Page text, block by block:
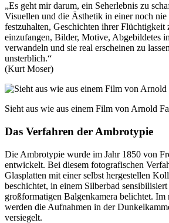
„Es geht mir darum, ein Seherlebnis zu
Visuellen und die Ästhetik in einer noch nie
festzuhalten, Geschichten ihrer Flüchtigkeit
einzufangen, Bilder, Motive, Abgebildetes
verwandeln und sie real erscheinen zu
unsterblich.“
(Kurt Moser)
Sieht aus wie aus einem Film von Arnold
Das Verfahren der Ambrotypie
Die Ambrotypie wurde im Jahr 1850 von
entwickelt. Bei diesem fotografischen
Glasplatten mit einer selbst hergestellen
beschichtet, in einem Silberbad
großformatigen Balgenkamera belichtet. Im
werden die Aufnahmen in der
versiegelt.